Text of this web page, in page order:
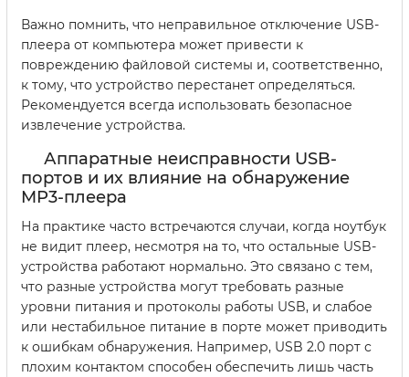
Важно помнить, что неправильное отключение USB-
плеера от компьютера может привести к
повреждению файловой системы и, соответственно,
к тому, что устройство перестанет определяться.
Рекомендуется всегда использовать безопасное
извлечение устройства.
Аппаратные неисправности USB-
портов и их влияние на обнаружение
MP3-плеера
На практике часто встречаются случаи, когда ноутбук
не видит плеер, несмотря на то, что остальные USB-
устройства работают нормально. Это связано с тем,
что разные устройства могут требовать разные
уровни питания и протоколы работы USB, и слабое
или нестабильное питание в порте может приводить
к ошибкам обнаружения. Например, USB 2.0 порт с
плохим контактом способен обеспечить лишь часть